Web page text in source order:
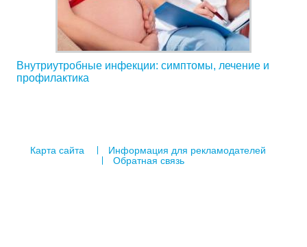
Внутриутробные инфекции: симптомы, лечение и
профилактика
Карта сайта
Информация для рекламодателей
Обратная связь